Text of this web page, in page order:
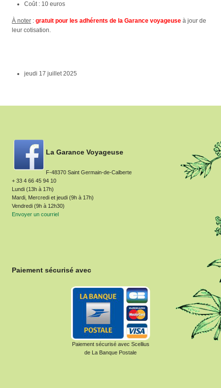
Coût : 10 euros
À noter : gratuit pour les adhérents de la Garance voyageuse à jour de
leur cotisation.
jeudi 17 juillet 2025
La Garance Voyageuse
F-48370 Saint Germain-de-Calberte
+ 33 4 66 45 94 10
Lundi (13h à 17h)
Mardi, Mercredi et jeudi (9h à 17h)
Vendredi (9h à 12h30)
Envoyer un courriel
Paiement sécurisé avec
Paiement sécurisé avec Scellius
de La Banque Postale